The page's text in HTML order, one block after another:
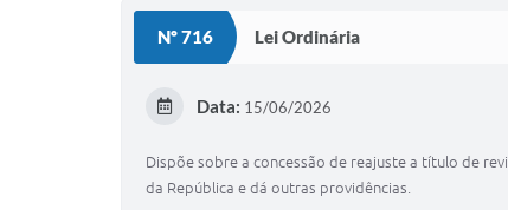
Nº 716 Lei Ordinária
Data: 15/06/2026
Dispõe sobre a concessão de reajuste a título de
da República e dá outras providências.